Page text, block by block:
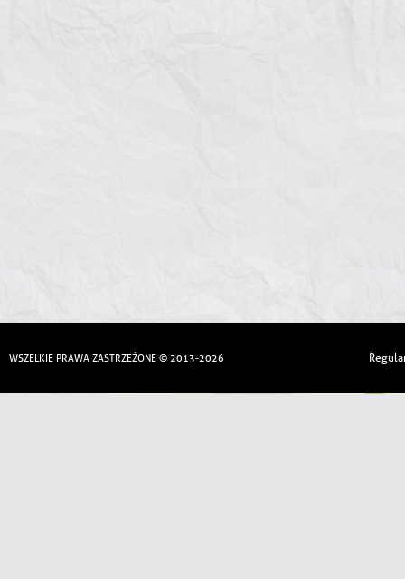
WSZELKIE PRAWA ZASTRZEŻONE © 2013-2026